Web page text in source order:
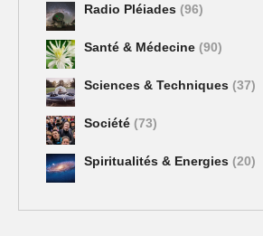
Radio Pléiades (96)
Santé & Médecine (90)
Sciences & Techniques (37)
Société (73)
Spiritualités & Energies (20)